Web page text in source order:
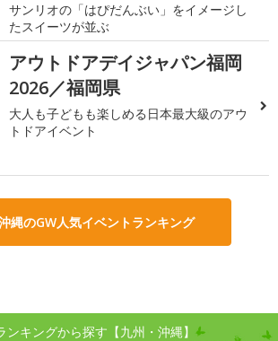
サンリオの「はぴだんぶい」をイメージし
たスイーツが並ぶ
アウトドアデイジャパン福岡
2026／福岡県
大人も子どもも楽しめる日本最大級のアウ
トドアイベント
縄のGW人気イベントランキング
キングから探す【九州・沖縄】